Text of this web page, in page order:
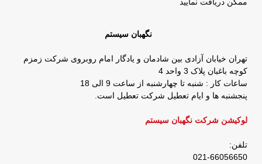
نگهبان سیستم
تهران خیابان آزادی بین شادمان و یادگار امام روبروی شرکت زمزم
کوچه باغبان پلاک 3 واحد 4
ساعات کار : شنبه تا چهارشنبه از ساعت 9 الی 18
پنجشنبه ها و ایام تعطیل شرکت تعطیل است.
لوکیشن شرکت نگهبان سیستم
تلفن:
021-66056650